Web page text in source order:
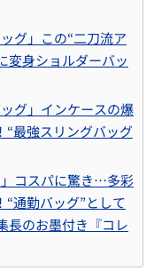
グ」この“二刀流ア
変身ショルダーバッ
グ」インケースの爆
“最強スリングバッグ
コスパに驚き…多彩
通勤バッグ”として
長のお墨付き『コレ